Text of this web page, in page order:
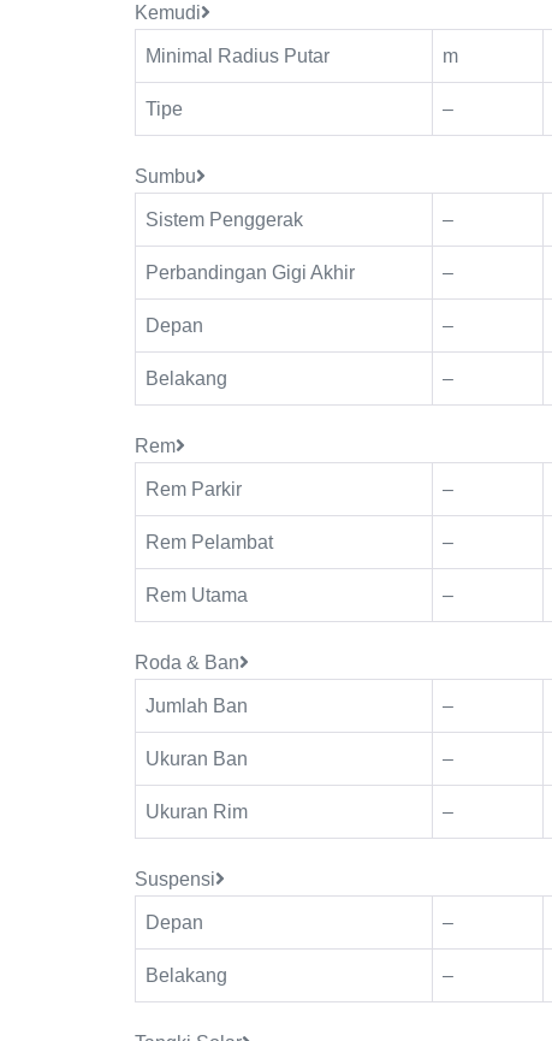
Kemudi
Minimal Radius Putar m
Tipe –
Sumbu
Sistem Penggerak –
Perbandingan Gigi Akhir –
Depan –
Belakang –
Rem
Rem Parkir –
Rem Pelambat –
Rem Utama –
Roda & Ban
Jumlah Ban –
Ukuran Ban –
Ukuran Rim –
Suspensi
Depan –
Belakang –